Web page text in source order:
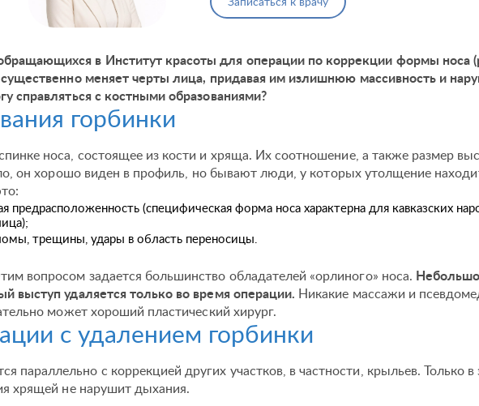
Записаться к врачу
в Институт красоты для операции по коррекции формы носа (
меняет черты лица, придавая им излишнюю массивность и
справляться с костными образованиями?
горбинки
спинке носа, состоящее из кости и хряща. Их соотношение, а также размер
он хорошо виден в профиль, но бывают люди, у которых утолщение
предрасположенность (специфическая форма носа характерна для кавказских
трещины, удары в область переносицы.
вопросом задается большинство обладателей «орлиного» носа.
выступ удаляется только во время операции. Никакие массажи и
может хороший пластический хирург.
с удалением горбинки
параллельно с коррекцией других участков, в частности, крыльев. Только
хрящей не нарушит дыхания.